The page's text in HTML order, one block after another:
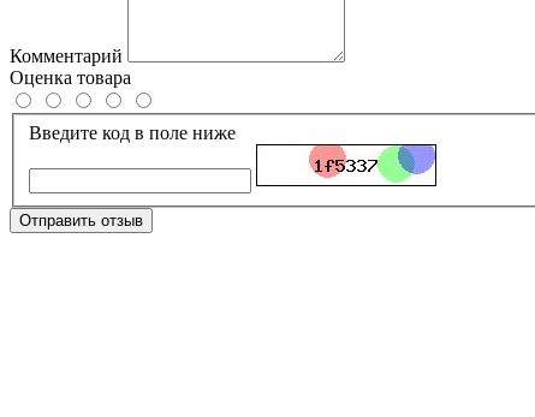
Комментарий
Оценка товара
Введите код в поле ниже
Отправить отзыв